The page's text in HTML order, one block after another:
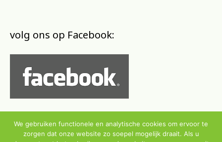
volg ons op Facebook:
We gebruiken functionele en analytische cookies om ervoor te
zorgen dat onze website zo soepel mogelijk draait. Als u